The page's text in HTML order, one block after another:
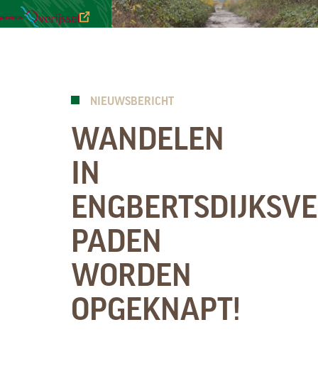
FAUNA
GEBIED
NIEUWSBRIEVEN
VEELGESTELDE
VRAGEN
DOWNLOADS
NIEUWSBERICHT
WANDELEN
IN
PADEN
WORDEN
OPGEKNAPT!